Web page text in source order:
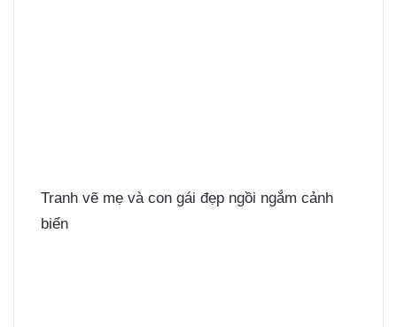
Tranh vẽ mẹ và con gái đẹp ngồi ngắm cảnh
biển